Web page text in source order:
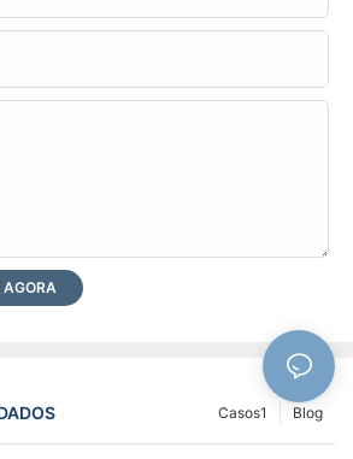
AGORA
Blog
Casos1